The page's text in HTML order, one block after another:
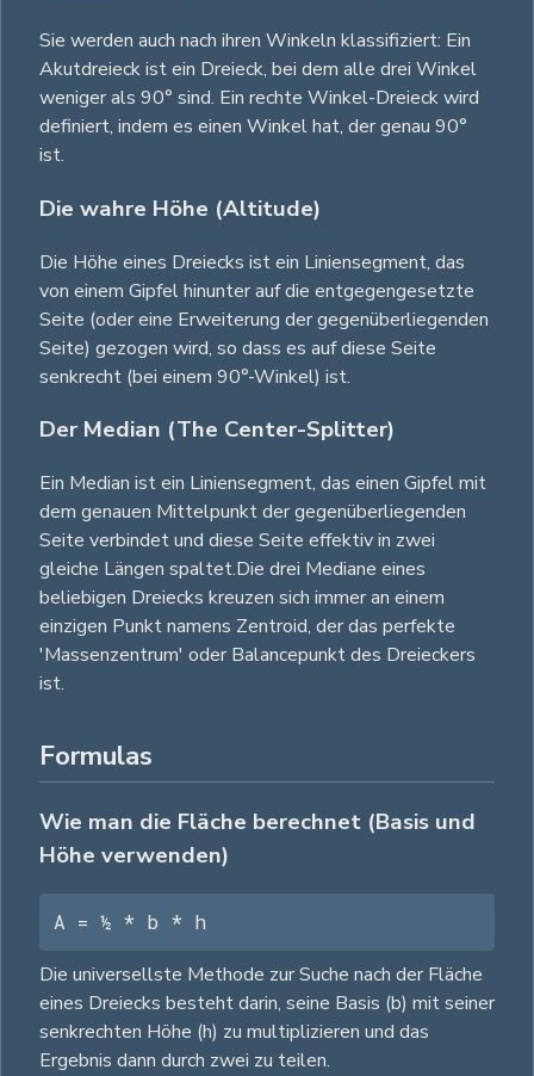
Sie werden auch nach ihren Winkeln klassifiziert: Ein
Akutdreieck ist ein Dreieck, bei dem alle drei Winkel
weniger als 90° sind. Ein rechte Winkel-Dreieck wird
definiert, indem es einen Winkel hat, der genau 90°
ist.
Die wahre Höhe (Altitude)
Die Höhe eines Dreiecks ist ein Liniensegment, das
von einem Gipfel hinunter auf die entgegengesetzte
Seite (oder eine Erweiterung der gegenüberliegenden
Seite) gezogen wird, so dass es auf diese Seite
senkrecht (bei einem 90°-Winkel) ist.
Der Median (The Center-Splitter)
Ein Median ist ein Liniensegment, das einen Gipfel mit
dem genauen Mittelpunkt der gegenüberliegenden
Seite verbindet und diese Seite effektiv in zwei
gleiche Längen spaltet.Die drei Mediane eines
beliebigen Dreiecks kreuzen sich immer an einem
einzigen Punkt namens Zentroid, der das perfekte
'Massenzentrum' oder Balancepunkt des Dreieckers
ist.
Formulas
Wie man die Fläche berechnet (Basis und
Höhe verwenden)
A = ½ * b * h
Die universellste Methode zur Suche nach der Fläche
eines Dreiecks besteht darin, seine Basis (b) mit seiner
senkrechten Höhe (h) zu multiplizieren und das
Ergebnis dann durch zwei zu teilen.